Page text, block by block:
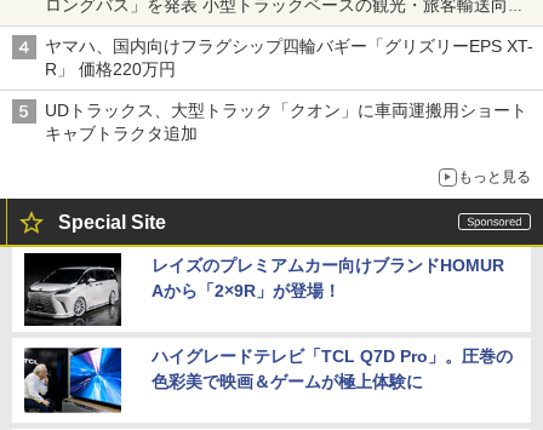
ロングバス」を発表 小型トラックベースの観光・旅客輸送向け
バス
ヤマハ、国内向けフラグシップ四輪バギー「グリズリーEPS XT-
R」 価格220万円
UDトラックス、大型トラック「クオン」に車両運搬用ショート
キャブトラクタ追加
もっと見る
Special Site
レイズのプレミアムカー向けブランドHOMUR
Aから「2×9R」が登場！
ハイグレードテレビ「TCL Q7D Pro」。圧巻の
色彩美で映画＆ゲームが極上体験に